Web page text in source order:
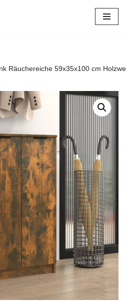
Räuchereiche 59x35x100 cm